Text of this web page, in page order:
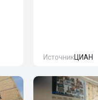
ИсточникЦИАН